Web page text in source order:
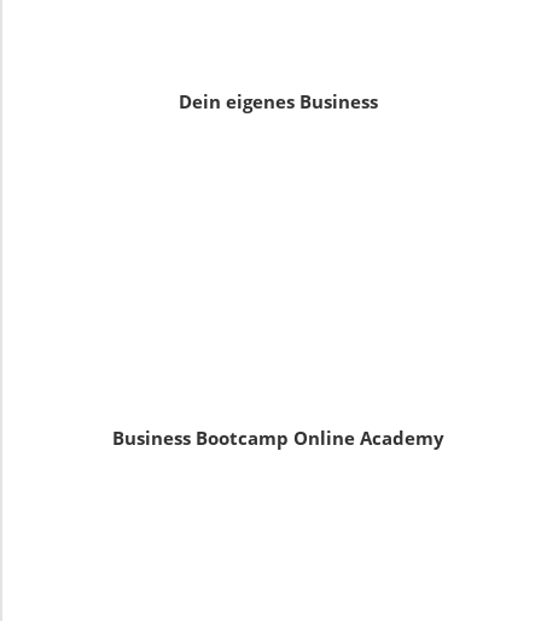
Dein eigenes Business
Business Bootcamp Online Academy